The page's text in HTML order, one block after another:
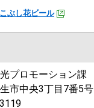
こぶし花ビール
プロモーション課
市中央3丁目7番5号